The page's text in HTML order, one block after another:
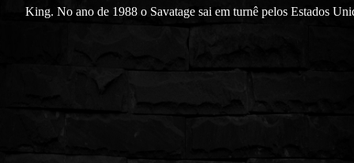
King. No ano de 1988 o Savatage sai em turnê pelos Estados